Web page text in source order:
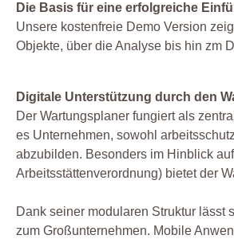
Die Basis für eine erfolgreiche
Unsere kostenfreie Demo Version
Objekte, über die Analyse bis hin zm
Digitale Unterstützung durch den
Der Wartungsplaner fungiert als
es Unternehmen, sowohl
abzubilden. Besonders im Hinblick
Arbeitsstättenverordnung) bietet der
Dank seiner modularen Struktur
zum Großunternehmen. Mobile